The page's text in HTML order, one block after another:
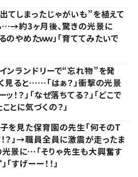
てしまったじゃがいも”を植えて
…→約3ヶ月後、驚きの光景に
のやめたｗｗ」「育ててみたいで
ンランドリーで“忘れ物”を発
見ると……「はぁ？」衝撃の光景
ッ！？」「なぜ落ちてる？」「どこで
とに気づくの？」
を見た保育園の先生「何そのT
？」→職員全員に激震が走ったま
景に…「そりゃ先生も大興奮す
「すげーー！！」